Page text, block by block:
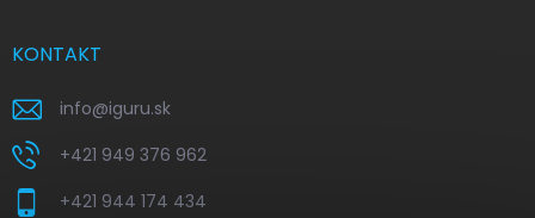
KONTAKT
info@iguru.sk
+421 949 376 962
+421 944 174 434